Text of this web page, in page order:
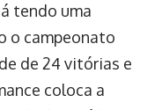
tendo uma
o campeonato
de 24 vitórias e
coloca a